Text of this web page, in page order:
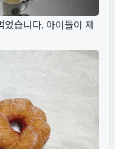
습니다. 아이들이 제